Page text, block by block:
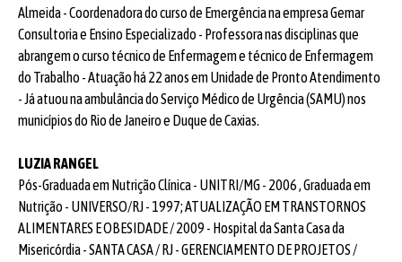
Almeida - Coordenadora do curso de Emergência na empresa Gemar
Consultoria e Ensino Especializado - Professora nas disciplinas que
abrangem o curso técnico de Enfermagem e técnico de Enfermagem
do Trabalho - Atuação há 22 anos em Unidade de Pronto Atendimento
- Já atuou na ambulância do Serviço Médico de Urgência (SAMU) nos
municípios do Rio de Janeiro e Duque de Caxias.
LUZIA RANGEL
Pós-Graduada em Nutrição Clínica - UNITRI/MG - 2006 , Graduada em
Nutrição - UNIVERSO/RJ - 1997; ATUALIZAÇÃO EM TRANSTORNOS
ALIMENTARES E OBESIDADE / 2009 - Hospital da Santa Casa da
Misericórdia - SANTA CASA / RJ - GERENCIAMENTO DE PROJETOS /